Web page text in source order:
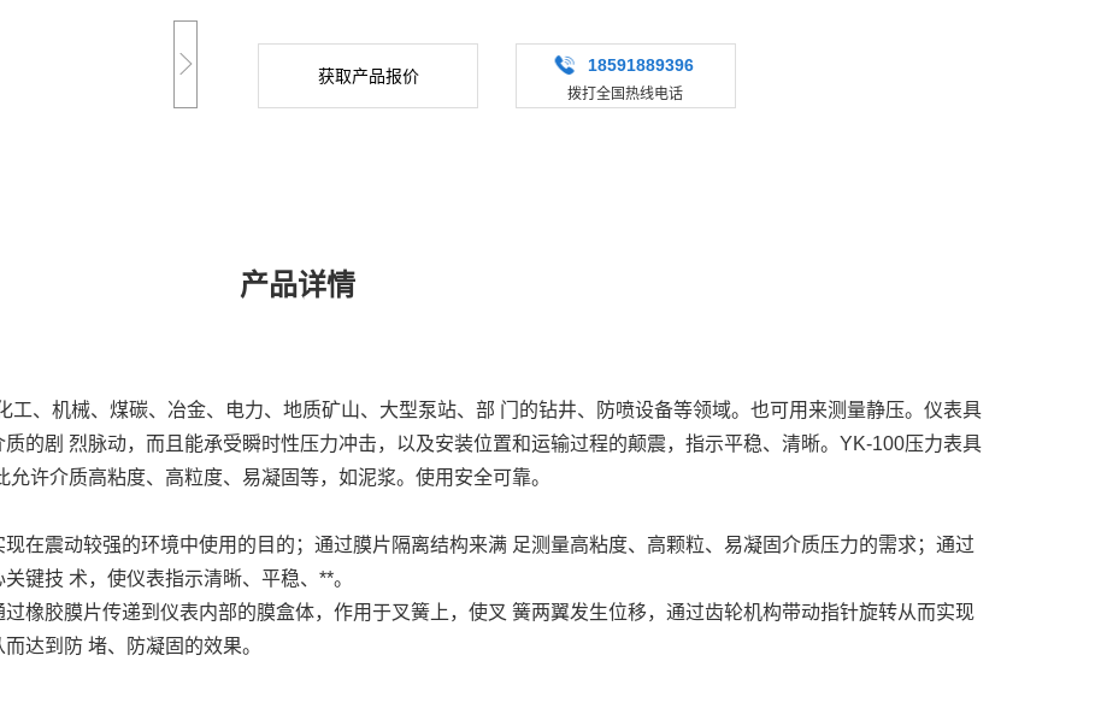
获取产品报价
18591889396
拨打全国热线电话
产品详情
、机械、煤碳、冶金、电力、地质矿山、大型泵站、部 门的钻井、防喷设备等领域。也可用来测量静压。仪表具
的剧 烈脉动，而且能承受瞬时性压力冲击，以及安装位置和运输过程的颠震，指示平稳、清晰。YK-100压力表具
许介质高粘度、高粒度、易凝固等，如泥浆。使用安全可靠。
在震动较强的环境中使用的目的；通过膜片隔离结构来满 足测量高粘度、高颗粒、易凝固介质压力的需求；通过
键技 术，使仪表指示清晰、平稳、**。
橡胶膜片传递到仪表内部的膜盒体，作用于叉簧上，使叉 簧两翼发生位移，通过齿轮机构带动指针旋转从而实现
达到防 堵、防凝固的效果。